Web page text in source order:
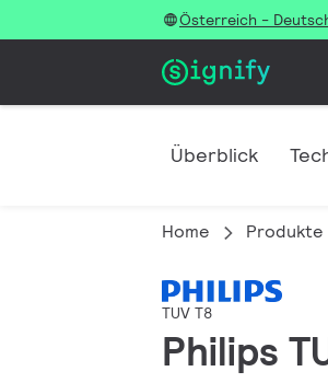
Österreich -
Überblick
Home Produkte
TUV T8
Philips